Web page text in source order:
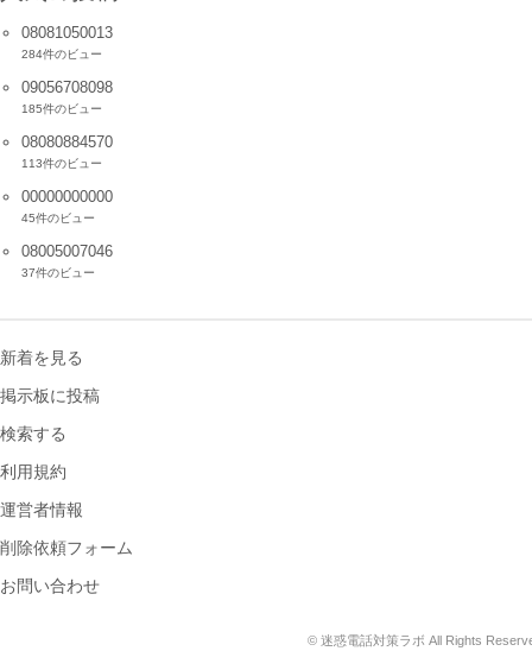
08081050013
284件のビュー
09056708098
185件のビュー
08080884570
113件のビュー
00000000000
45件のビュー
08005007046
37件のビュー
新着を見る
掲示板に投稿
検索する
利用規約
運営者情報
削除依頼フォーム
お問い合わせ
© 迷惑電話対策ラボ All Rights